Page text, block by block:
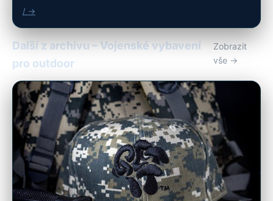
/ →
Další z archivu – Vojenské vybavení
pro outdoor
Zobrazit
vše →